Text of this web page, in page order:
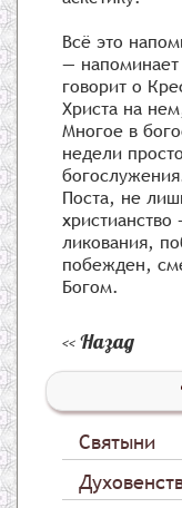
Всё это
—
говорит о
Христа на
Многое в
недели
Поста, не
ликования,
побежден,
Богом.
Назад
Святыни